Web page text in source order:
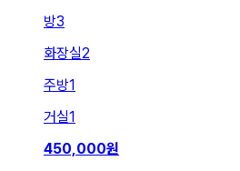
방3
화장실2
주방1
거실1
450,000원